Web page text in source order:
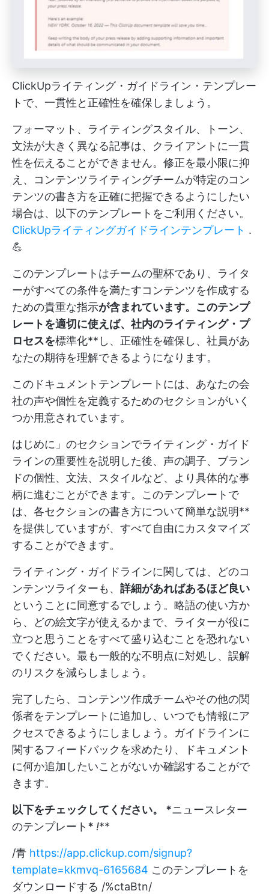
ClickUpライティング・ガイドライン・テンプレー
トで、一貫性と正確性を確保しましょう。
フォーマット、ライティングスタイル、トーン、
文法が大きく異なる記事は、クライアントに一貫
性を伝えることができません。修正を最小限に抑
え、コンテンツライティングチームが特定のコン
テンツの書き方を正確に把握できるようにしたい
場合は、以下のテンプレートをご利用ください。
ClickUpライティングガイドラインテンプレート .
💪
このテンプレートはチームの聖杯であり、ライタ
ーがすべての条件を満たすコンテンツを作成する
ための貴重な指示が含まれています。このテンプ
レートを適切に使えば、社内のライティング・プ
ロセスを標準化**し、正確性を確保し、社員があ
なたの期待を理解できるようになります。
このドキュメントテンプレートには、あなたの会
社の声や個性を定義するためのセクションがいく
つか用意されています。
はじめに」のセクションでライティング・ガイド
ラインの重要性を説明した後、声の調子、ブラン
ドの個性、文法、スタイルなど、より具体的な事
柄に進むことができます。このテンプレートで
は、各セクションの書き方について簡単な説明**
を提供していますが、すべて自由にカスタマイズ
することができます。
ライティング・ガイドラインに関しては、どのコ
ンテンツライターも、 詳細があればあるほど良い
ということに同意するでしょう。略語の使い方か
ら、どの絵文字が使えるかまで、ライターが役に
立つと思うことをすべて盛り込むことを恐れない
でください。最も一般的な不明点に対処し、誤解
のリスクを減らしましょう。
完了したら、コンテンツ作成チームやその他の関
係者をテンプレートに追加し、いつでも情報にア
クセスできるようにしましょう。ガイドラインに
関するフィードバックを求めたり、ドキュメント
に何か追加したいことがないか確認することがで
きます。
以下をチェックしてください。 *ニュースレター
のテンプレート * !**
/青 https://app.clickup.com/signup?
template=kkmvq-6165684 このテンプレートを
ダウンロードする /%ctaBtn/